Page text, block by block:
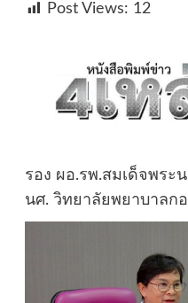
Post Views: 12
รอง ผอ.รพ.สมเด็จพระ
นศ. วิทยาลัยพยาบาลก